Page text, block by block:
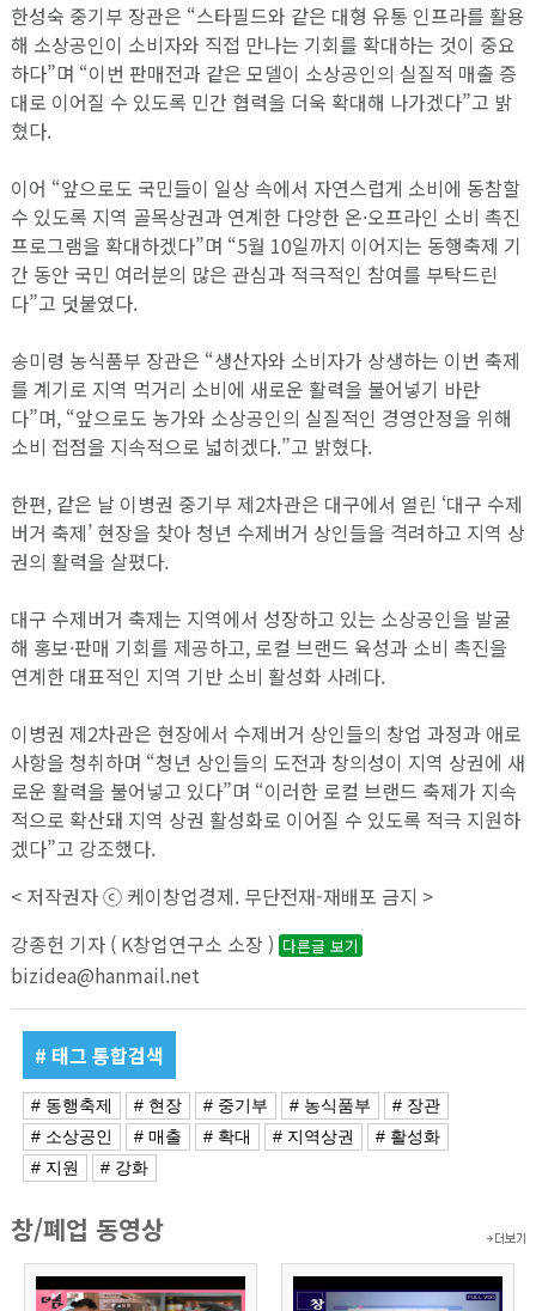
한성숙 중기부 장관은 “스타필드와 같은 대형 유통 인프라를 활용
해 소상공인이 소비자와 직접 만나는 기회를 확대하는 것이 중요
하다”며 “이번 판매전과 같은 모델이 소상공인의 실질적 매출 증
대로 이어질 수 있도록 민간 협력을 더욱 확대해 나가겠다”고 밝
혔다.
이어 “앞으로도 국민들이 일상 속에서 자연스럽게 소비에 동참할
수 있도록 지역 골목상권과 연계한 다양한 온·오프라인 소비 촉진
프로그램을 확대하겠다”며 “5월 10일까지 이어지는 동행축제 기
간 동안 국민 여러분의 많은 관심과 적극적인 참여를 부탁드린
다”고 덧붙였다.
송미령 농식품부 장관은 “생산자와 소비자가 상생하는 이번 축제
를 계기로 지역 먹거리 소비에 새로운 활력을 불어넣기 바란
다”며, “앞으로도 농가와 소상공인의 실질적인 경영안정을 위해
소비 접점을 지속적으로 넓히겠다.”고 밝혔다.
한편, 같은 날 이병권 중기부 제2차관은 대구에서 열린 ‘대구 수제
버거 축제’ 현장을 찾아 청년 수제버거 상인들을 격려하고 지역 상
권의 활력을 살폈다.
대구 수제버거 축제는 지역에서 성장하고 있는 소상공인을 발굴
해 홍보·판매 기회를 제공하고, 로컬 브랜드 육성과 소비 촉진을
연계한 대표적인 지역 기반 소비 활성화 사례다.
이병권 제2차관은 현장에서 수제버거 상인들의 창업 과정과 애로
사항을 청취하며 “청년 상인들의 도전과 창의성이 지역 상권에 새
로운 활력을 불어넣고 있다”며 “이러한 로컬 브랜드 축제가 지속
적으로 확산돼 지역 상권 활성화로 이어질 수 있도록 적극 지원하
겠다”고 강조했다.
< 저작권자 ⓒ 케이창업경제. 무단전재-재배포 금지 >
강종헌 기자 ( K창업연구소 소장 ) 다른글 보기
bizidea@hanmail.net
# 태그 통합검색
# 동행축제 # 현장 # 중기부 # 농식품부
# 장관
# 소상공인
# 매출 # 확대 # 지역상권
# 활성화
# 지원
# 강화
창/폐업 동영상